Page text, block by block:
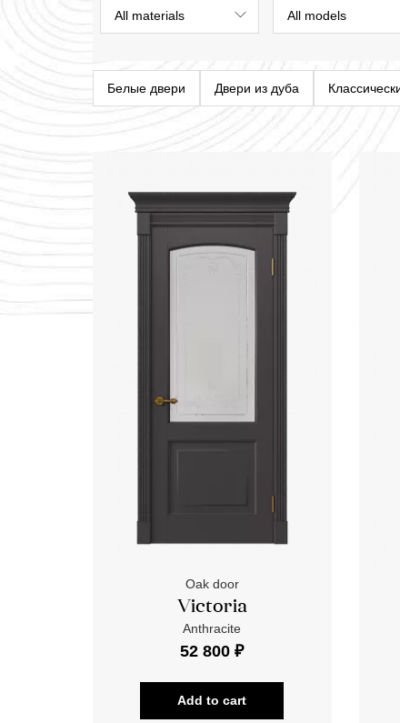
Белые двери Двери из дуба
Oak door
Victoria
Anthracite
52 800 ₽
Add to cart